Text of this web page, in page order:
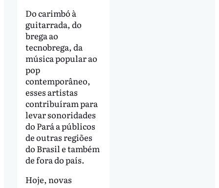
Do carimbó à
guitarrada, do
brega ao
tecnobrega, da
música popular ao
pop
contemporâneo,
esses artistas
contribuíram para
levar sonoridades
do Pará a públicos
de outras regiões
do Brasil e também
de fora do país.
Hoje, novas